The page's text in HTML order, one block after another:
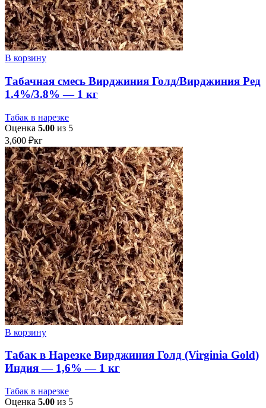
В корзину
Табачная смесь Вирджиния Голд/Вирджиния Ред
1.4%/3.8% — 1 кг
Табак в нарезке
Оценка 5.00 из 5
3,600 ₽кг
В корзину
Табак в Нарезке Вирджиния Голд (Virginia Gold)
Индия — 1,6% — 1 кг
Табак в нарезке
Оценка 5.00 из 5